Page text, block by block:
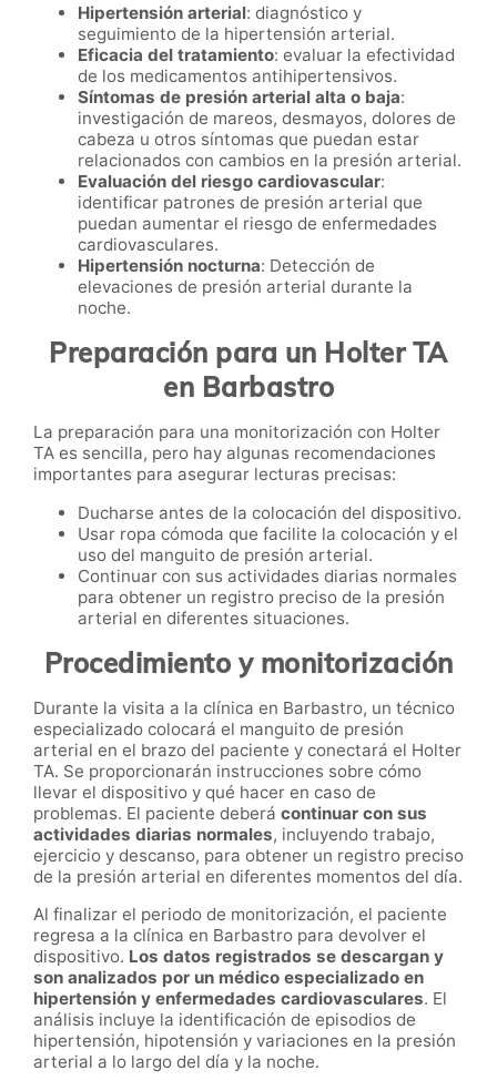
Hipertensión arterial: diagnóstico y
seguimiento de la hipertensión arterial.
Eficacia del tratamiento: evaluar la efectividad
de los medicamentos antihipertensivos.
Síntomas de presión arterial alta o baja:
investigación de mareos, desmayos, dolores de
cabeza u otros síntomas que puedan estar
relacionados con cambios en la presión arterial.
Evaluación del riesgo cardiovascular:
identificar patrones de presión arterial que
puedan aumentar el riesgo de enfermedades
cardiovasculares.
Hipertensión nocturna: Detección de
elevaciones de presión arterial durante la
noche.
Preparación para un Holter TA
en Barbastro
La preparación para una monitorización con Holter
TA es sencilla, pero hay algunas recomendaciones
importantes para asegurar lecturas precisas:
Ducharse antes de la colocación del dispositivo.
Usar ropa cómoda que facilite la colocación y el
uso del manguito de presión arterial.
Continuar con sus actividades diarias normales
para obtener un registro preciso de la presión
arterial en diferentes situaciones.
Procedimiento y monitorización
Durante la visita a la clínica en Barbastro, un técnico
especializado colocará el manguito de presión
arterial en el brazo del paciente y conectará el Holter
TA. Se proporcionarán instrucciones sobre cómo
llevar el dispositivo y qué hacer en caso de
problemas. El paciente deberá continuar con sus
actividades diarias normales, incluyendo trabajo,
ejercicio y descanso, para obtener un registro preciso
de la presión arterial en diferentes momentos del día.
Al finalizar el periodo de monitorización, el paciente
regresa a la clínica en Barbastro para devolver el
dispositivo. Los datos registrados se descargan y
son analizados por un médico especializado en
hipertensión y enfermedades cardiovasculares. El
análisis incluye la identificación de episodios de
hipertensión, hipotensión y variaciones en la presión
arterial a lo largo del día y la noche.